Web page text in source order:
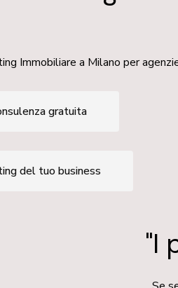
Immobiliare a Milano per
gratuita
del tuo business
"I